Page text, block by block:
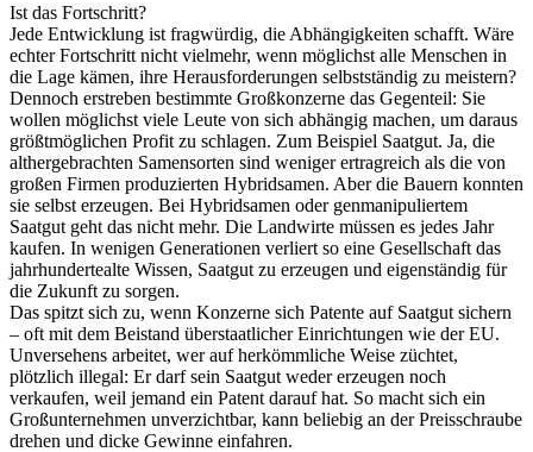
Ist das Fortschritt?
Jede Entwicklung ist fragwürdig, die Abhängigkeiten schafft. Wäre
echter Fortschritt nicht vielmehr, wenn möglichst alle Menschen in
die Lage kämen, ihre Herausforderungen selbstständig zu meistern?
Dennoch erstreben bestimmte Großkonzerne das Gegenteil: Sie
wollen möglichst viele Leute von sich abhängig machen, um daraus
größtmöglichen Profit zu schlagen. Zum Beispiel Saatgut. Ja, die
althergebrachten Samensorten sind weniger ertragreich als die von
großen Firmen produzierten Hybridsamen. Aber die Bauern konnten
sie selbst erzeugen. Bei Hybridsamen oder genmanipuliertem
Saatgut geht das nicht mehr. Die Landwirte müssen es jedes Jahr
kaufen. In wenigen Generationen verliert so eine Gesellschaft das
jahrhundertealte Wissen, Saatgut zu erzeugen und eigenständig für
die Zukunft zu sorgen.
Das spitzt sich zu, wenn Konzerne sich Patente auf Saatgut sichern
– oft mit dem Beistand überstaatlicher Einrichtungen wie der EU.
Unversehens arbeitet, wer auf herkömmliche Weise züchtet,
plötzlich illegal: Er darf sein Saatgut weder erzeugen noch
verkaufen, weil jemand ein Patent darauf hat. So macht sich ein
Großunternehmen unverzichtbar, kann beliebig an der Preisschraube
drehen und dicke Gewinne einfahren.